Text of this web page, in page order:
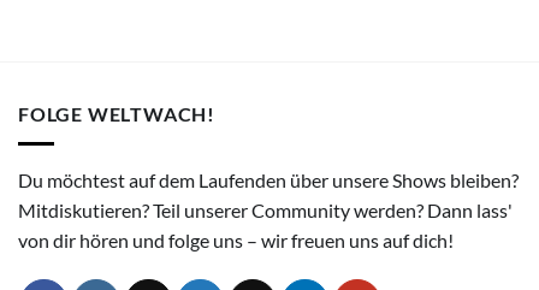
FOLGE WELTWACH!
Du möchtest auf dem Laufenden über unsere Shows bleiben?
Mitdiskutieren? Teil unserer Community werden? Dann lass'
von dir hören und folge uns – wir freuen uns auf dich!